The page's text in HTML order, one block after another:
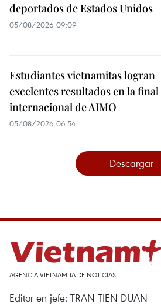
deportados de Estados Unidos
05/08/2026 09:09
Estudiantes vietnamitas logran
excelentes resultados en la final
internacional de AIMO
05/08/2026 06:54
Descargar
AGENCIA VIETNAMITA DE NOTICIAS
Editor en jefe: TRAN TIEN DUAN